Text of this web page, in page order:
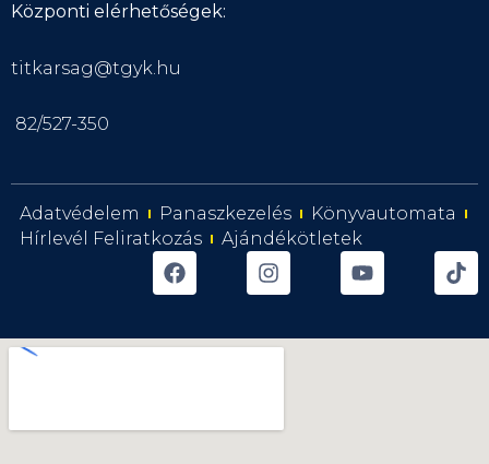
Központi elérhetőségek:
titkarsag@tgyk.hu
82/527-350
Adatvédelem Panaszkezelés
Könyvautomata
Hírlevél Feliratkozás
Ajándékötletek